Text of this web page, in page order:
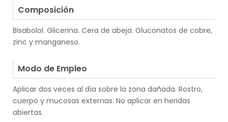
Composición
Bisabolol. Glicerina. Cera de abeja. Gluconatos de cobre,
zinc y manganeso.
Modo de Empleo
Aplicar dos veces al día sobre la zona dañada. Rostro,
cuerpo y mucosas externas. No aplicar en heridas
abiertas.